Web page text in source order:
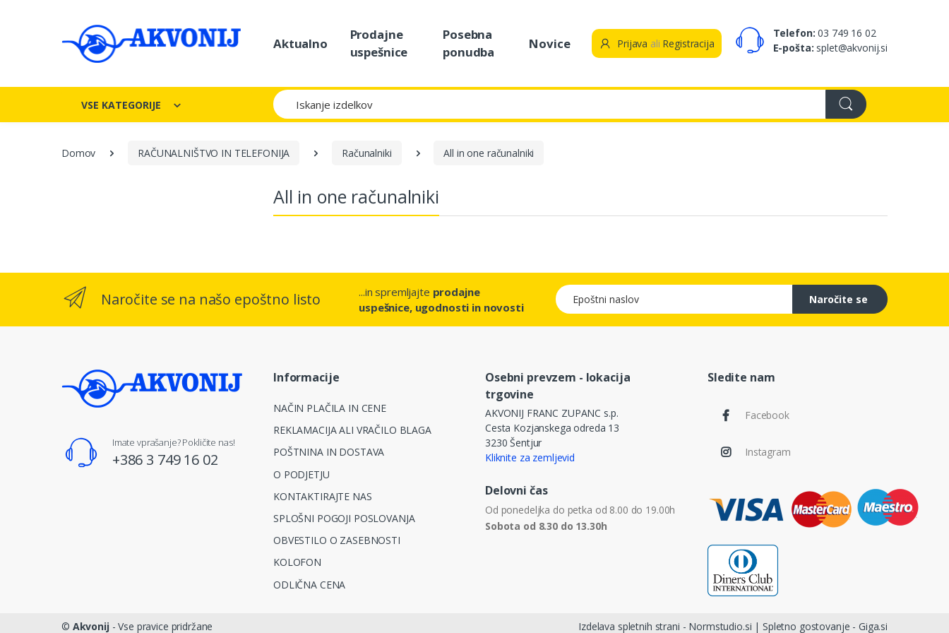
Aktualno
Prodajne
uspešnice
Posebna
ponudba
Novice Prijava ali Registracija
Telefon: 03 749 16 02
E-pošta: splet@akvonij.si
VSE KATEGORIJE
Iskanje
Domov RAČUNALNIŠTVO IN TELEFONIJA Računalniki All in one računalniki
All in one računalniki
Naročite se na našo epoštno listo ...in spremljajte prodajne
uspešnice, ugodnosti in novosti
Epoštni naslov
Naročite se
Imate vprašanje? Pokličite nas!
+386 3 749 16 02
Informacije
NAČIN PLAČILA IN CENE
REKLAMACIJA ALI VRAČILO BLAGA
POŠTNINA IN DOSTAVA
O PODJETJU
KONTAKTIRAJTE NAS
SPLOŠNI POGOJI POSLOVANJA
OBVESTILO O ZASEBNOSTI
KOLOFON
ODLIČNA CENA
Osebni prevzem - lokacija
trgovine
AKVONIJ FRANC ZUPANC s.p.
Cesta Kozjanskega odreda 13
3230 Šentjur
Kliknite za zemljevid
Delovni čas
Od ponedeljka do petka od 8.00 do 19.00h
Sobota od 8.30 do 13.30h
Sledite nam
Facebook
Instagram
© Akvonij- Vse pravice pridržane Izdelava spletnih strani - Normstudio.si |Spletno gostovanje - Giga.si